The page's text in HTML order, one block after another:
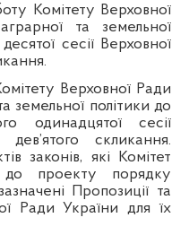
Комітету Верховної
та земельної
сесії Верховної
Верховної Ради
земельної політики до
одинадцятої сесії
скликання.
законів, які Комітет
проекту порядку
Пропозиції та
Ради України для їх